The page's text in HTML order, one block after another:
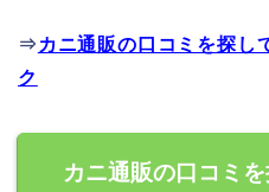
⇒ カニ通販の口コミを探し
ク
カニ通販の口コミ